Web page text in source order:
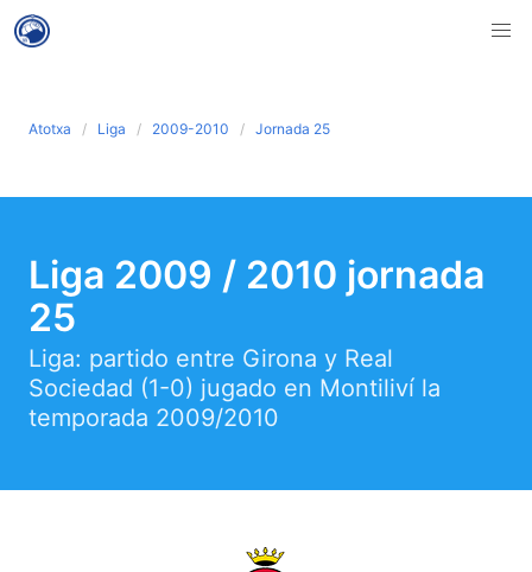
Atotxa Liga 2009-2010 Jornada 25
Liga 2009 / 2010 jornada
25
Liga: partido entre Girona y Real
Sociedad (1-0) jugado en Montiliví la
temporada 2009/2010